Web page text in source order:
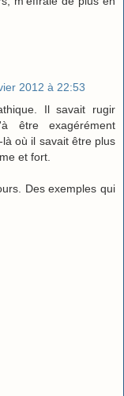
2012 à 22:53
Il savait rugir
être exagérément
où il savait être plus
et fort.
Des exemples qui